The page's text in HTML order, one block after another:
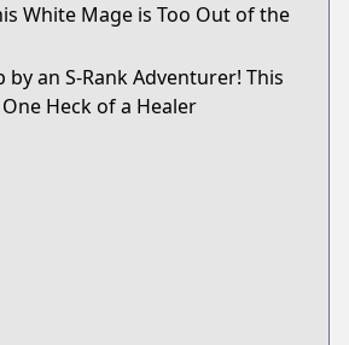
White Mage is Too Out of the
by an S-Rank Adventurer! This
Heck of a Healer